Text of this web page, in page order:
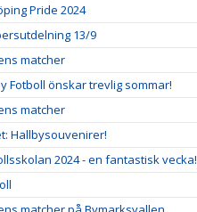
Pride 2024
13/9
matcher
Fotboll önskar trevlig sommar!
matcher
Hallbysouvenirer!
2024 - en fantastisk vecka!